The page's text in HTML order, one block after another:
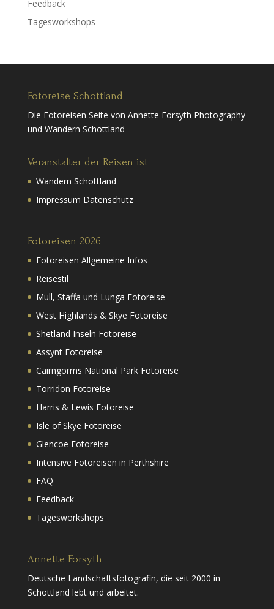
Feedback
Tagesworkshops
Fotoreise Schottland
Die Fotoreisen Seite von Annette Forsyth Photography
und Wandern Schottland
Veranstalter der Reisen ist
Wandern Schottland
Impressum Datenschutz
Fotoreisen 2026
Fotoreisen Allgemeine Infos
Reisestil
Mull, Staffa und Lunga Fotoreise
West Highlands & Skye Fotoreise
Shetland Inseln Fotoreise
Assynt Fotoreise
Cairngorms National Park Fotoreise
Torridon Fotoreise
Harris & Lewis Fotoreise
Isle of Skye Fotoreise
Glencoe Fotoreise
Intensive Fotoreisen in Perthshire
FAQ
Feedback
Tagesworkshops
Annette Forsyth
Deutsche Landschaftsfotografin, die seit 2000 in
Schottland lebt und arbeitet.